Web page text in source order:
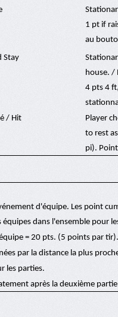
1 pt if
au
Stay
house. /
4 pts 4
/ Hit
Player
to rest
pi).
d'équipe. Les point
dans l'ensemble pour
= 20 pts. (5 points par
par la distance la plus
les parties.
après la deuxième